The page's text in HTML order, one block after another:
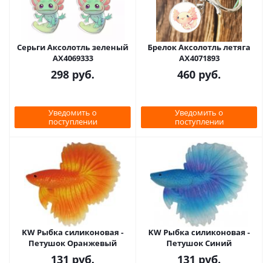
Серьги Аксолотль зеленый
AX4069333
298 руб.
Уведомить о
поступлении
Брелок Аксолотль летяга
AX4071893
460 руб.
Уведомить о
поступлении
KW Рыбка силиконовая -
Петушок Оранжевый
131 руб.
KW Рыбка силиконовая -
Петушок Синий
131 руб.